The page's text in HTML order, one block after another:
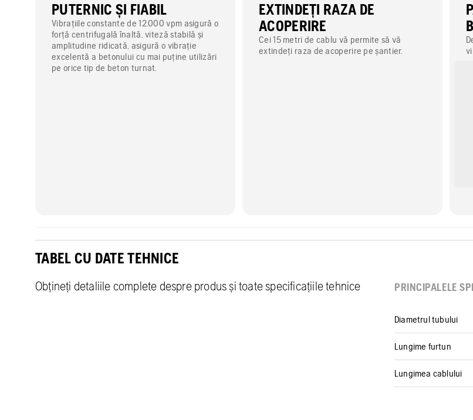
PUTERNIC ȘI FIABIL
Vibrațiile constante de 12.000 vpm asigură o
forță centrifugală înaltă, viteză stabilă și
amplitudine ridicată, asigură o vibrație
excelentă a betonului cu mai puține utilizări
pe orice tip de beton turnat.
EXTINDEȚI RAZA DE
ACOPERIRE
Cei 15 metri de cablu vă permite să vă
extindeți raza de acoperire pe șantier.
TABEL CU DATE TEHNICE
Obțineți detaliile complete despre produs și toate specificațiile tehnice PRINCIPALELE
Diametrul tubului
Lungime furtun
Lungimea cablului